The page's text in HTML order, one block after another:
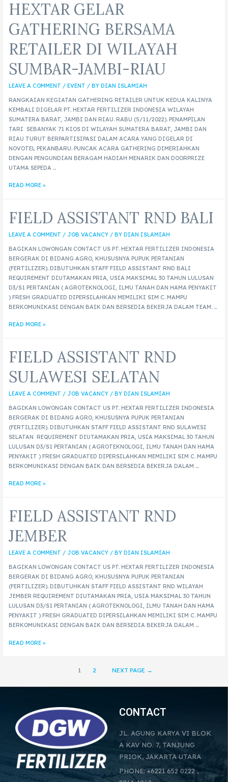
HEXTAR GELAR
GATHERING BERSAMA
RETAILER DI WILAYAH
SUMBAR-JAMBI-RIAU
LEAVE A COMMENT / EVENT / BY DIAN ISLAMIAH
RANGKAIAN KEGIATAN GATHERING RETAILER UNTUK KEDUA KALINYA
KEMBALI DIGELAR PT. HEXTAR FERTILIZER INDONESIA WILAYAH
SUMATERA BARAT, JAMBI DAN RIAU. RABU (5/11/2022). PENAMPILAN
TARI SEBANYAK 71 KIOS DI WILAYAH SUMATERA BARAT, JAMBI DAN
RIAU TURUT BERPARTISIPASI DALAM ACARA YANG DIGELAR DI
NOVOTEL PEKANBARU. PUNCAK ACARA GATHERING DIMERIAHKAN
DENGAN PENGUNDIAN BERAGAM HADIAH MENARIK DAN DOORPRIZE
UTAMA SEPEDA …
READ MORE »
FIELD ASSISTANT RND BALI
LEAVE A COMMENT / JOB VACANCY/ BY DIAN ISLAMIAH
BAGIKAN LOWONGAN CONTACT US PT. HEXTAR FERTILIZER INDONESIA
BERGERAK DI BIDANG AGRO, KHUSUSNYA PUPUK PERTANIAN
(FERTILIZER). DIBUTUHKAN STAFF FIELD ASSISTANT RND BALI
REQUIREMENT DIUTAMAKAN PRIA, USIA MAKSIMAL 30 TAHUN LULUSAN
D3/S1 PERTANIAN ( AGROTEKNOLOGI, ILMU TANAH DAN HAMA PENYAKIT
) FRESH GRADUATED DIPERSILAHKAN MEMILIKI SIM C. MAMPU
BERKOMUNIKASI DENGAN BAIK DAN BERSEDIA BEKERJA DALAM TEAM. …
READ MORE »
FIELD ASSISTANT RND
SULAWESI SELATAN
LEAVE A COMMENT / JOB VACANCY/ BY DIAN ISLAMIAH
BAGIKAN LOWONGAN CONTACT US PT. HEXTAR FERTILIZER INDONESIA
BERGERAK DI BIDANG AGRO, KHUSUSNYA PUPUK PERTANIAN
(FERTILIZER). DIBUTUHKAN STAFF FIELD ASSISTANT RND SULAWESI
SELATAN REQUIREMENT DIUTAMAKAN PRIA, USIA MAKSIMAL 30 TAHUN
LULUSAN D3/S1 PERTANIAN ( AGROTEKNOLOGI, ILMU TANAH DAN HAMA
PENYAKIT ) FRESH GRADUATED DIPERSILAHKAN MEMILIKI SIM C. MAMPU
BERKOMUNIKASI DENGAN BAIK DAN BERSEDIA BEKERJA DALAM …
READ MORE »
FIELD ASSISTANT RND
JEMBER
LEAVE A COMMENT / JOB VACANCY/ BY DIAN ISLAMIAH
BAGIKAN LOWONGAN CONTACT US PT. HEXTAR FERTILIZER INDONESIA
BERGERAK DI BIDANG AGRO, KHUSUSNYA PUPUK PERTANIAN
(FERTILIZER). DIBUTUHKAN STAFF FIELD ASSISTANT RND WILAYAH
JEMBER REQUIREMENT DIUTAMAKAN PRIA, USIA MAKSIMAL 30 TAHUN
LULUSAN D3/S1 PERTANIAN ( AGROTEKNOLOGI, ILMU TANAH DAN HAMA
PENYAKIT ) FRESH GRADUATED DIPERSILAHKAN MEMILIKI SIM C. MAMPU
BERKOMUNIKASI DENGAN BAIK DAN BERSEDIA BEKERJA DALAM …
READ MORE »
1 2 NEXT PAGE →
CONTACT
JL. AGUNG KARYA VI BLOK
A KAV NO. 7, TANJUNG
PRIOK, JAKARTA UTARA
PHONE: +6221 652 0222 ,